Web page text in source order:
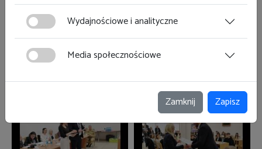
znajdziesz w
Wydajnościowe i analityczne
Media społecznościowe
Zamknij Zapisz